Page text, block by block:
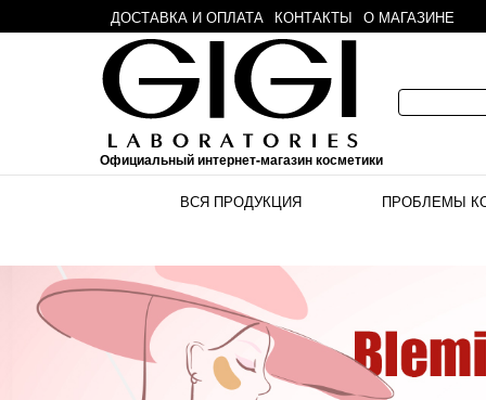
ДОСТАВКА И ОПЛАТА КОНТАКТЫ О МАГАЗИНЕ
Официальный интернет-магазин косметики
ВСЯ ПРОДУКЦИЯ ПРОБЛЕМЫ